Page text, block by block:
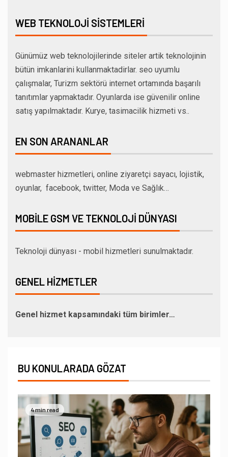
WEB TEKNOLOJI SISTEMLERI
Günümüz web teknolojilerinde siteler artik teknolojinin
bütün imkanlarini kullanmaktadirlar. seo uyumlu
çalışmalar, Turizm sektörü internet ortamında başarılı
tanıtımlar yapmaktadır. Oyunlarda ise güvenilir online
satış yapılmaktadır. Kurye, tasimacilik hizmeti vs..
EN SON ARANANLAR
webmaster hizmetleri, online ziyaretçi sayacı, lojistik,
oyunlar, facebook, twitter, Moda ve Sağlık…
MOBILE GSM VE TEKNOLOJI DÜNYASI
Teknoloji dünyası - mobil hizmetleri sunulmaktadır.
GENEL HIZMETLER
Genel hizmet kapsamındaki tüm birimler…
BU KONULARADA GÖZAT
4 min read